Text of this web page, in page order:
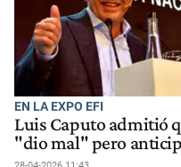
EN LA EXPO EFI
Luis Caputo admitió
"dio mal" pero